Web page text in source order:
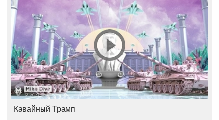
Кавайный Трамп